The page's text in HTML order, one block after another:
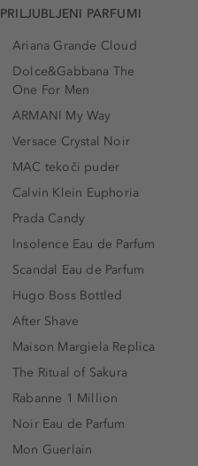
PRILJUBLJENI PARFUMI
Ariana Grande Cloud
Dolce&Gabbana The
One For Men
ARMANI My Way
Versace Crystal Noir
MAC tekoči puder
Calvin Klein Euphoria
Prada Candy
Insolence Eau de Parfum
Scandal Eau de Parfum
Hugo Boss Bottled
After Shave
Maison Margiela Replica
The Ritual of Sakura
Rabanne 1 Million
Noir Eau de Parfum
Mon Guerlain